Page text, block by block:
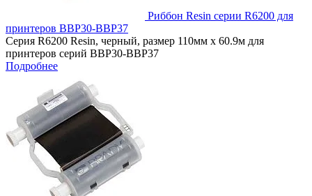
Риббон Resin серии R6200 для
принтеров ВВР30-ВВР37
Серия R6200 Resin, черный, размер 110мм х 60.9м для
принтеров серий ВВР30-ВВР37
Подробнее